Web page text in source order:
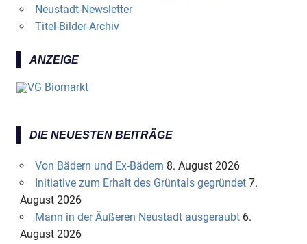
Neustadt-Newsletter
Titel-Bilder-Archiv
ANZEIGE
DIE NEUESTEN BEITRÄGE
Von Bädern und Ex-Bädern 8. August 2026
Initiative zum Erhalt des Grüntals gegründet 7.
August 2026
Mann in der Äußeren Neustadt ausgeraubt 6.
August 2026